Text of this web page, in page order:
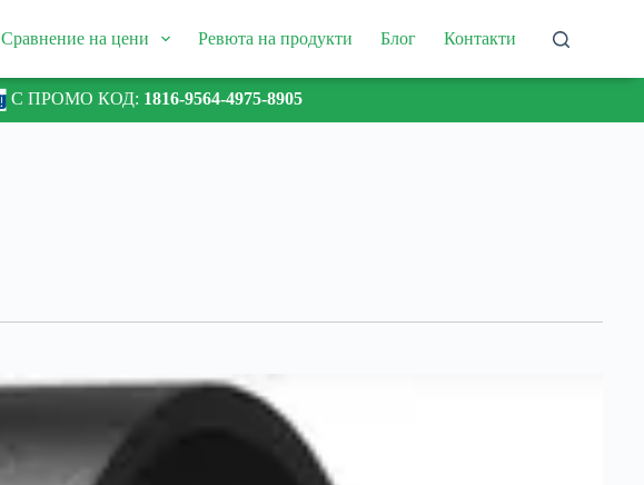
Сравнение на цени Ревюта на продукти Блог Контакти
С ПРОМО КОД: 1816-9564-4975-8905